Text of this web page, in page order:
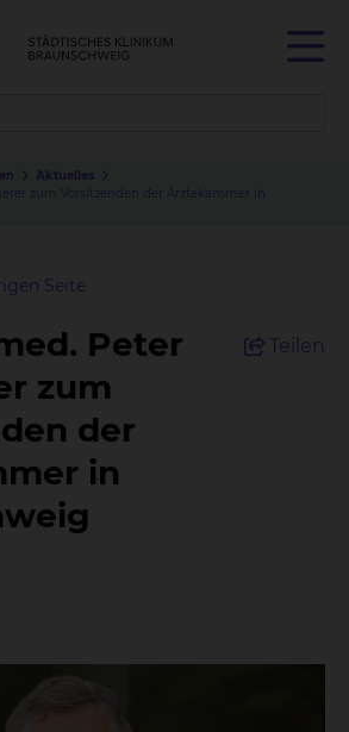
Aktuelles
zum Vorsitzenden der Ärztekammer in
Seite
Peter
zum
der
in
Teilen